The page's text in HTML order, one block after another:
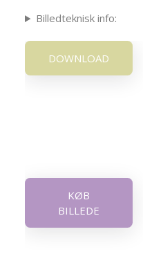
Billedteknisk info:
DOWNLOAD
KØB
BILLEDE